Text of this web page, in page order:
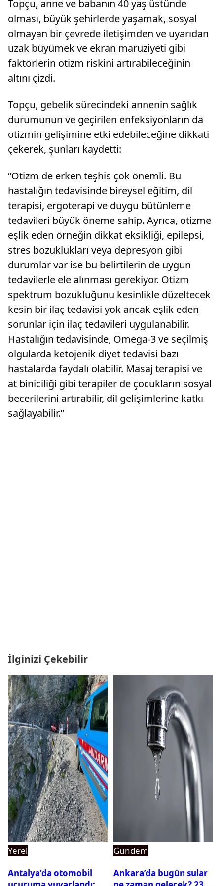
Topçu, anne ve babanın 40 yaş üstünde
olması, büyük şehirlerde yaşamak, sosyal
olmayan bir çevrede iletişimden ve uyarıdan
uzak büyümek ve ekran maruziyeti gibi
faktörlerin otizm riskini artırabileceğinin
altını çizdi.
Topçu, gebelik sürecindeki annenin sağlık
durumunun ve geçirilen enfeksiyonların da
otizmin gelişimine etki edebileceğine dikkati
çekerek, şunları kaydetti:
“Otizm de erken teşhis çok önemli. Bu
hastalığın tedavisinde bireysel eğitim, dil
terapisi, ergoterapi ve duygu bütünleme
tedavileri büyük öneme sahip. Ayrıca, otizme
eşlik eden örneğin dikkat eksikliği, epilepsi,
stres bozuklukları veya depresyon gibi
durumlar var ise bu belirtilerin de uygun
tedavilerle ele alınması gerekiyor. Otizm
spektrum bozukluğunu kesinlikle düzeltecek
kesin bir ilaç tedavisi yok ancak eşlik eden
sorunlar için ilaç tedavileri uygulanabilir.
Hastalığın tedavisinde, Omega-3 ve seçilmiş
olgularda ketojenik diyet tedavisi bazı
hastalarda faydalı olabilir. Masaj terapisi ve
at biniciliği gibi terapiler de çocukların sosyal
becerilerini artırabilir, dil gelişimlerine katkı
sağlayabilir.”
İlginizi Çekebilir
Yerel
Antalya’da otomobil
Gündem
Ankara’da bugün sular